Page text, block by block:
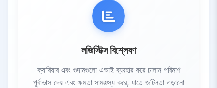
লজিস্টিক্স বিশ্লেষণ
ক্যারিয়ার এবং গুদামগুলো এআই ব্যবহার করে চালান পরিমাণ
পূর্বাভাস দেয় এবং ক্ষমতা সামঞ্জস্য করে, যাতে জটিলতা এড়ানো